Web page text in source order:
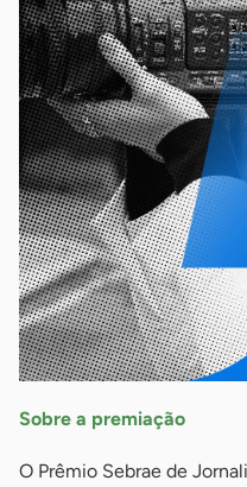
Sobre a premiação
O Prêmio Sebrae de